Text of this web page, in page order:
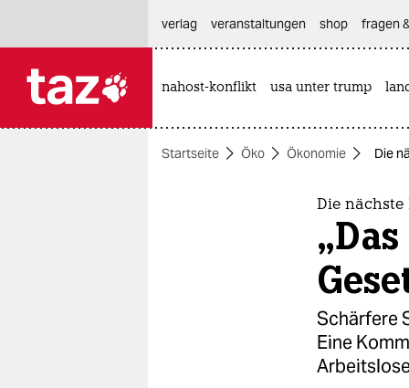
themen
verlag
veranstaltungen shop fragen
nahost-konflikt usa unter trump
Startseite Öko Ökonomie Die
Die nächste
Schärfere
Eine